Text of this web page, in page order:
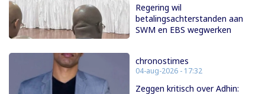
Regering wil
betalingsachterstanden aan
SWM en EBS wegwerken
chronostimes
04-aug-2026 - 17:32
Zeggen kritisch over Adhin: